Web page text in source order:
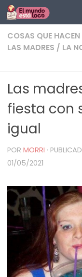
Saltar al
COSAS QUE HACEN
LAS MADRES / LA
Las
fiesta con
igual
POR MORRI ·
01/05/2021